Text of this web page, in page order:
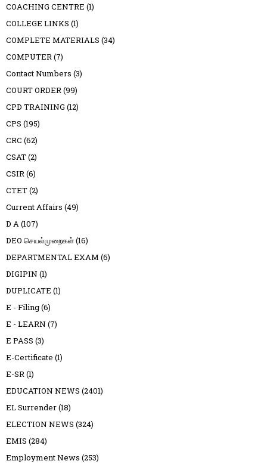
COACHING CENTRE (1)
COLLEGE LINKS (1)
COMPLETE MATERIALS (34)
COMPUTER(7)
Contact Numbers (3)
COURT ORDER(99)
CPD TRAINING (12)
CPS (195)
CRC (62)
CSAT(2)
CSIR(6)
CTET(2)
Current Affairs (49)
D A(107)
DEO செயல்முறைகள்(16)
DEPARTMENTAL EXAM (6)
DIGIPIN (1)
DUPLICATE (1)
E - Filing(6)
E - LEARN (7)
E PASS (3)
E-Certificate (1)
E-SR(1)
EDUCATION NEWS (2401)
EL Surrender(18)
ELECTION NEWS (324)
EMIS (284)
Employment News (253)